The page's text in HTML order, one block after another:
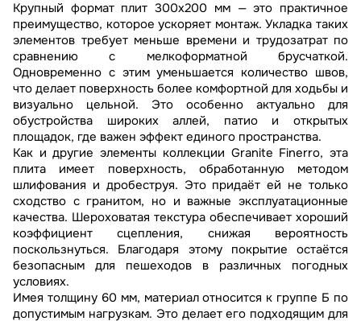
Крупный формат плит 300х200 мм — это практичное
преимущество, которое ускоряет монтаж. Укладка таких
элементов требует меньше времени и трудозатрат по
сравнению с мелкоформатной брусчаткой.
Одновременно с этим уменьшается количество швов,
что делает поверхность более комфортной для ходьбы и
визуально цельной. Это особенно актуально для
обустройства широких аллей, патио и открытых
площадок, где важен эффект единого пространства.
Как и другие элементы коллекции Granite Finerro, эта
плита имеет поверхность, обработанную методом
шлифования и дробеструя. Это придаёт ей не только
сходство с гранитом, но и важные эксплуатационные
качества. Шероховатая текстура обеспечивает хороший
коэффициент сцепления, снижая вероятность
поскользнуться. Благодаря этому покрытие остаётся
безопасным для пешеходов в различных погодных
условиях.
Имея толщину 60 мм, материал относится к группе Б по
допустимым нагрузкам. Это делает его подходящим для